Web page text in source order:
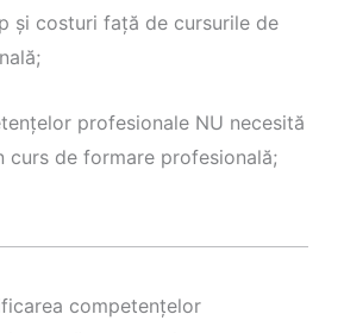
şi costuri faţă de cursurile de
profesionale NU necesită
curs de formare profesională;
competenţelor